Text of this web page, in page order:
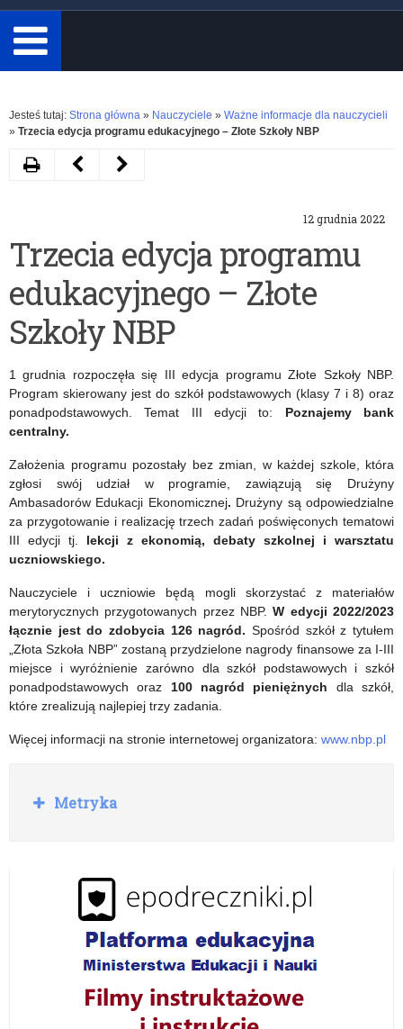
minimum
3
znaki.
Rozwiń
Jesteś tutaj: Strona główna » Nauczyciele » Ważne informacje dla nauczycieli
» Trzecia edycja programu edukacyjnego – Złote Szkoły NBP
12 grudnia 2022
Trzecia edycja programu
edukacyjnego – Złote
Szkoły NBP
1 grudnia rozpoczęła się III edycja programu Złote Szkoły NBP.
Program skierowany jest do szkół podstawowych (klasy 7 i 8) oraz
ponadpodstawowych. Temat III edycji to: Poznajemy bank
centralny.
Założenia programu pozostały bez zmian, w każdej szkole, która
zgłosi swój udział w programie, zawiązują się Drużyny
Ambasadorów Edukacji Ekonomicznej. Drużyny są odpowiedzialne
za przygotowanie i realizację trzech zadań poświęconych tematowi
III edycji tj. lekcji z ekonomią, debaty szkolnej i warsztatu
uczniowskiego.
Nauczyciele i uczniowie będą mogli skorzystać z materiałów
merytorycznych przygotowanych przez NBP.W edycji 2022/2023
łącznie jest do zdobycia 126 nagród. Spośród szkół z tytułem
„Złota Szkoła NBP” zostaną przydzielone nagrody finansowe za I-III
miejsce i wyróżnienie zarówno dla szkół podstawowych i szkół
ponadpodstawowych oraz 100 nagród pieniężnych dla szkół,
które zrealizują najlepiej trzy zadania.
Więcej informacji na stronie internetowej organizatora: www.nbp.pl
DrukujNastępny
Konkurs
Języka
Włoskiego
dla
uczniów
szkół
Poprzedni
ludowa
pt.
„Warmińska
rodzina
wczoraj
i
R
o
Metryka